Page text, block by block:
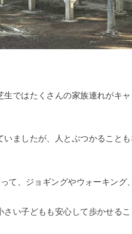
ではたくさんの家族連れがキャ
ましたが、人とぶつかること
て、ジョギングやウォーキング
い子どもも安心して歩かせるこ